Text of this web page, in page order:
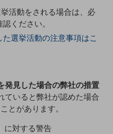
活動をされる場合は、必
ください。
選挙活動の注意事項はこ
発見した場合の弊社の措置
ていると弊社が認めた場合
とがあります。
に対する警告